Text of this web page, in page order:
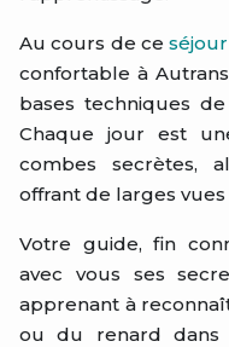
Au cours de ce
confortable à
bases techniques
Chaque jour est
combes secrètes,
offrant de larges
Votre guide, fin
avec vous ses
apprenant à
ou du renard dans